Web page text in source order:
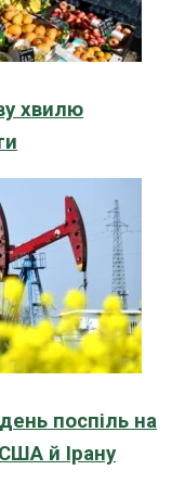
хвилю
поспіль на
й Ірану